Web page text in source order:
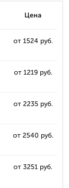
Цена
от 1524 руб.
от 1219 руб.
от 2235 руб.
от 2540 руб.
от 3251 руб.